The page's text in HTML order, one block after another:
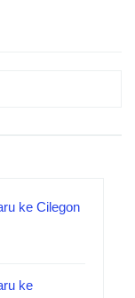
ke Cilegon
ke